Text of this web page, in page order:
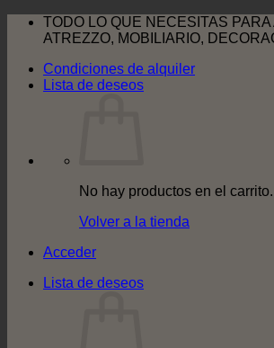
SaltarTODO LO QUE NECESITAS
ATREZZO, MOBILIARIO,
Condiciones de alquiler
Lista de deseos
No hay productos en el carrito.
Volver a la tienda
Acceder
Lista de deseos